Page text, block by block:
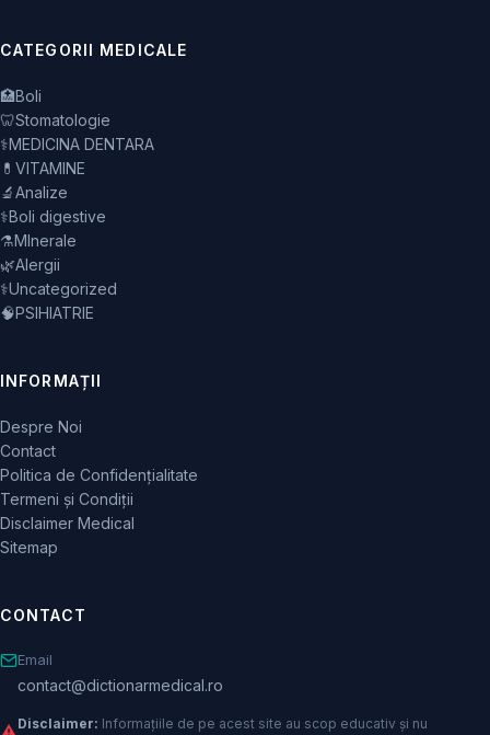
CATEGORII MEDICALE
🏥Boli
🦷Stomatologie
⚕️MEDICINA DENTARA
💊 VITAMINE
🔬Analize
⚕️Boli digestive
⚗️MInerale
🌿Alergii
⚕️Uncategorized
🧠PSIHIATRIE
INFORMAȚII
Despre Noi
Contact
Politica de Confidențialitate
Termeni și Condiții
Disclaimer Medical
Sitemap
CONTACT
Email
contact@dictionarmedical.ro
Disclaimer: Informațiile de pe acest site au scop educativ și nu